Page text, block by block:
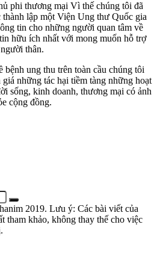
phi thương mại Vì thế chúng tôi đã
thành lập một Viện Ung thư Quốc gia
tin cho những người quan tâm về
hữu ích nhất với mong muốn hỗ trợ
thân.
bệnh ung thu trên toàn cầu chúng tôi
những tác hại tiềm tàng những hoạt
sống, kinh doanh, thương mại có ảnh
cộng đồng.
2019. Lưu ý: Các bài viết của
tham khảo, không thay thế cho việc